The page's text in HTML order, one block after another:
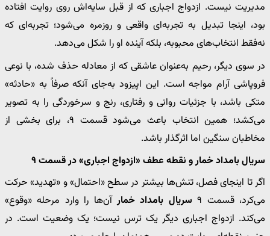
مدیریت نیست. ازدواج اجباری که از قبل سایه‌اش روی روایت افتاده
بود، اینجا تبدیل به تجربه‌ای واقعی و روزمره می‌شود؛ تجربه‌ای که
نه‌فقط انتخاب‌های محبوبه، بلکه آینده او را شکل می‌دهد.
در سوی دیگر، رحیم به‌عنوان عاشقی که از معادله حذف شده، با نوعی
فروپاشی آرام مواجه است. این اپیزود به‌جای آنکه صرفاً به «حادثه»
متکی باشد، با جزئیات روانی و رفتاری، رنج و سرخوردگی را به تصویر
می‌کشد؛ همین انتخاب باعث می‌شود قسمت ۹، برای بخشی از
مخاطبان سنگین اما اثرگذار باشد.
سریال بامداد خمار و نقطه عطف «ازدواج اجباری» در قسمت ۹
اگر تا اینجای فصل، تنش‌ها بیشتر در سطح «احتمال» و «تهدید» حرکت
می‌کرد، قسمت ۹
سریال بامداد خمارآن‌ها را وارد مرحله «وقوع»
می‌کند. ازدواج اجباری دیگر یک ترس نیست؛ یک وضعیت است. در